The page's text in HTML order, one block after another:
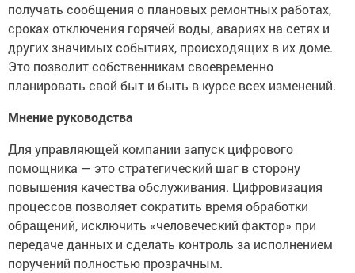
получать сообщения о плановых ремонтных работах,
сроках отключения горячей воды, авариях на сетях и
других значимых событиях, происходящих в их доме.
Это позволит собственникам своевременно
планировать свой быт и быть в курсе всех изменений.
Мнение руководства
Для управляющей компании запуск цифрового
помощника — это стратегический шаг в сторону
повышения качества обслуживания. Цифровизация
процессов позволяет сократить время обработки
обращений, исключить «человеческий фактор» при
передаче данных и сделать контроль за исполнением
поручений полностью прозрачным.